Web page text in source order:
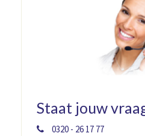
Staat jouw
0320 - 26 17 77